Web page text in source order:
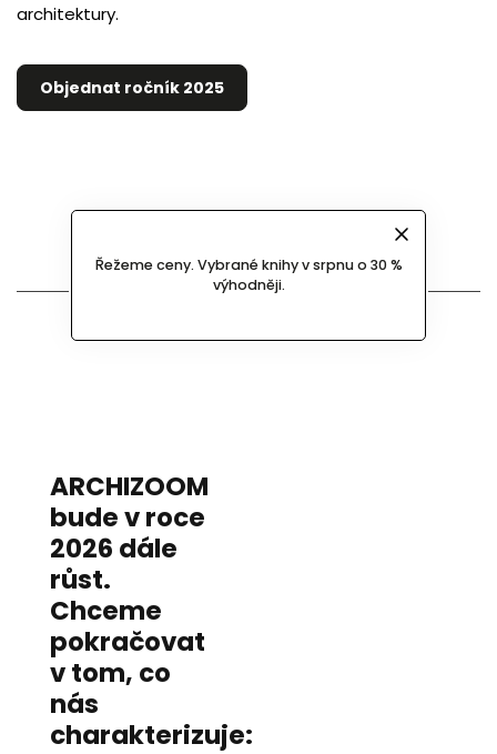
Řežeme ceny. Vybrané knihy v srpnu o 30 %
výhodněji.
architektury.
Objednat ročník 2025
Co chystáme na rok 2026
ARCHIZOOM
bude v roce
2026 dále
růst.
Chceme
pokračovat
v tom, co
nás
charakterizuje: